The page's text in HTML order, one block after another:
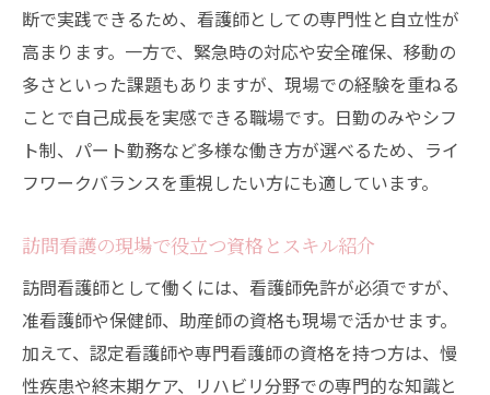
断で実践できるため、看護師としての専門性と自立性が
高まります。一方で、緊急時の対応や安全確保、移動の
多さといった課題もありますが、現場での経験を重ねる
ことで自己成長を実感できる職場です。日勤のみやシフ
ト制、パート勤務など多様な働き方が選べるため、ライ
フワークバランスを重視したい方にも適しています。
訪問看護の現場で役立つ資格とスキル紹介
訪問看護師として働くには、看護師免許が必須ですが、
准看護師や保健師、助産師の資格も現場で活かせます。
加えて、認定看護師や専門看護師の資格を持つ方は、慢
性疾患や終末期ケア、リハビリ分野での専門的な知識と